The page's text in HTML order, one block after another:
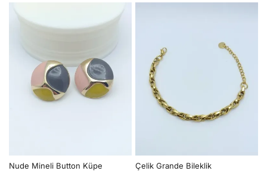
Nude Mineli Button Küpe Çelik Grande Bileklik